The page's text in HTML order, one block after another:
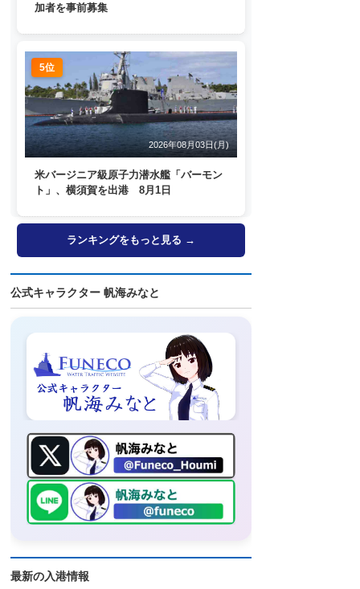
加者を事前募集
5位
2026年08月03日(月)
米バージニア級原子力潜水艦「バーモン
ト」、横須賀を出港 8月1日
ランキングをもっと見る →
公式キャラクター 帆海みなと
最新の入港情報